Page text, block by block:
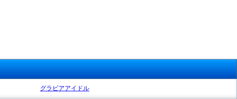
グラビアアイドル